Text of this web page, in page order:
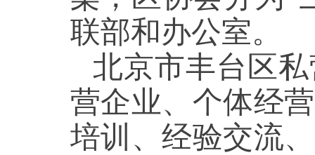
联部和办公室。
北京市丰台区
营企业、个体经
培训、经验交流